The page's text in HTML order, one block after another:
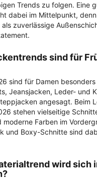
Trends zu folgen. Eine
dabei im Mittelpunkt,
zuverlässige
sind für
sind für Damen
Jeansjacken, Leder- und
angesagt. Beim
stehen vielseitige
moderne Farben im
und Boxy-Schnitte sind
wird sich